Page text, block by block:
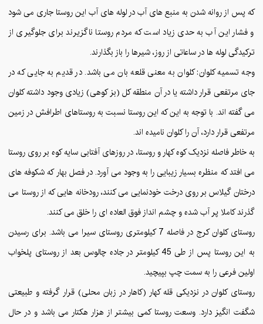
که پس از روانه شدن به منبع های آب در لوله های آب این روستا جاری می شود
و فشار این آب به حدی زیاد است که مردم روستا ناگزیرند برای جلوگیری از
ترکیدگی لوله ها در ساعاتی از روز، شیرها را باز بگذارند.
وجه تسمیه کلوان: کلوان به معنی قلعه بان می باشد. در قدیم به جایی که در
جای مرتفعی قرار داشته یا در آن منطقه کل (بز کوهی) زیادی وجود داشته کلوان
می گفته اند. با توجه به این که این روستا نسبت به روستاهای اطرافش در زمین
مرتفعی قرار دارد، آن را کلوان نامیده اند.
به خاطر فاصله نزدیک کوه کهار و روستا، در روزهای آفتابی سایه کوه بر روی روستا
می افتد که منظره بسیار زیبایی را به وجود می آورد. در فصل بهار که شکوفه های
درختان گیلاس بر روی درخت خودنمایی می کنند، رودخانه هایی که از روستا می
گذرند کاملا پر آب شده و چشم انداز فوق العاده ای را خلق می کنند.
روستای کلوان کرج در فاصله 7 کیلومتری روستای سیرا می باشد. برای رسیدن
به این روستا پس از طی 45 کیلومتر در جاده چالوس بعد از روستای پلخواب
اولین فرعی را به سمت چپ بپیچید.
روستای کلوان در نزدیکی قله کهار (کاهار در زبان محلی) قرار گرفته و طبیعتی
شگفت انگیز دارد. وسعت روستا کمی بیشتر از هزار هکتار می باشد و در حال